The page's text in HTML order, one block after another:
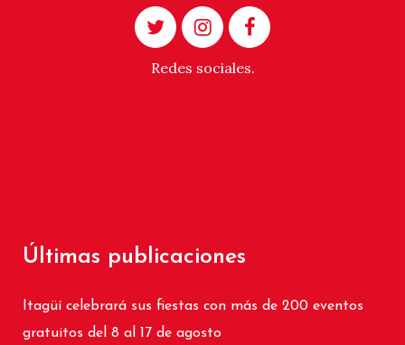
Redes sociales.
Últimas publicaciones
Itagüí celebrará sus fiestas con más de 200 eventos
gratuitos del 8 al 17 de agosto